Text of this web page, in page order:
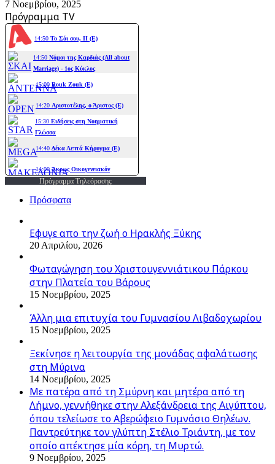
7 Νοεμβρίου, 2025
Πρόγραμμα TV
Πρόγραμμα Τηλεόρασης
Πρόσφατα
Εφυγε απο την ζωή o Ηρακλής Ξύκης
20 Απριλίου, 2026
Φωταγώγηση του Χριστουγεννιάτικου Πάρκου
στην Πλατεία του Βάρους
15 Νοεμβρίου, 2025
Άλλη μια επιτυχία του Γυμνασίου Λιβαδοχωρίου
15 Νοεμβρίου, 2025
Ξεκίνησε η λειτουργία της μονάδας αφαλάτωσης
στη Μύρινα
14 Νοεμβρίου, 2025
Με πατέρα από τη Σμύρνη και μητέρα από τη
Λήμνο, γεννήθηκε στην Αλεξάνδρεια της Αιγύπτου,
όπου τελείωσε το Αβερώφειο Γυμνάσιο Θηλέων.
Παντρεύτηκε τον γλύπτη Στέλιο Τριάντη, με τον
οποίο απέκτησε μία κόρη, τη Μυρτώ.
9 Νοεμβρίου, 2025